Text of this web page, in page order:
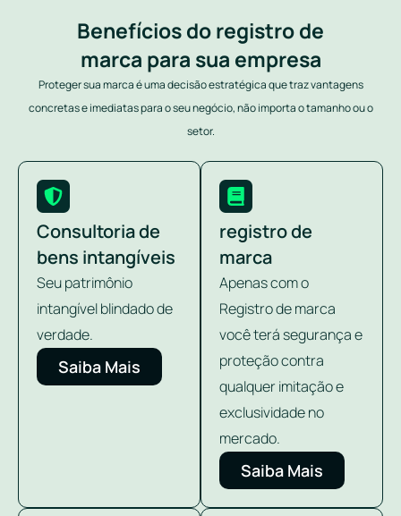
Benefícios do registro de
marca para sua empresa
Proteger sua marca é uma decisão estratégica que traz vantagens
concretas e imediatas para o seu negócio, não importa o tamanho ou o
setor.
Consultoria de
bens intangíveis
Seu patrimônio
intangível blindado de
verdade.
Saiba Mais
registro de
marca
Apenas com o
Registro de marca
você terá segurança e
proteção contra
qualquer imitação e
exclusividade no
mercado.
Saiba Mais